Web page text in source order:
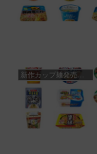
新作カップ麺発売予定